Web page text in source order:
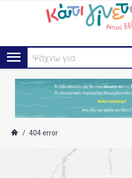
Α
/ 404 error